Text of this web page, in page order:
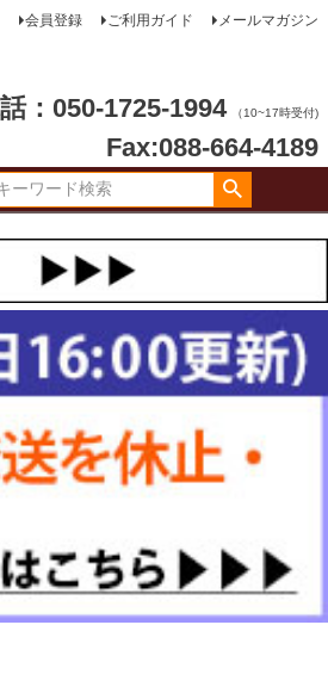
会員登録 ご利用ガイド メールマガジン
：050-1725-1994 （10~17時受付)
Fax:088-664-4189